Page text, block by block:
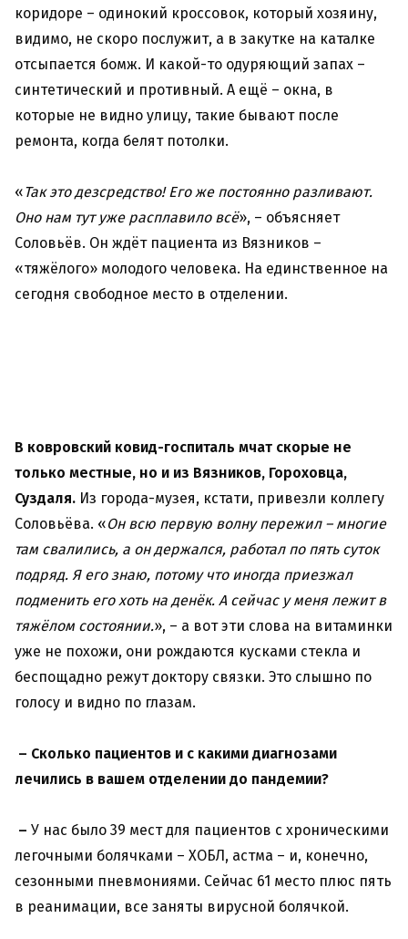
коридоре – одинокий кроссовок, который хозяину,
видимо, не скоро послужит, а в закутке на каталке
отсыпается бомж. И какой-то одуряющий запах –
синтетический и противный. А ещё – окна, в
которые не видно улицу, такие бывают после
ремонта, когда белят потолки.
«Так это дезсредство! Его же постоянно разливают.
Оно нам тут уже расплавило всё», – объясняет
Соловьёв. Он ждёт пациента из Вязников –
«тяжёлого» молодого человека. На единственное на
сегодня свободное место в отделении.
В ковровский ковид-госпиталь мчат скорые не
только местные, но и из Вязников, Гороховца,
Суздаля. Из города-музея, кстати, привезли коллегу
Соловьёва. «Он всю первую волну пережил – многие
там свалились, а он держался, работал по пять суток
подряд. Я его знаю, потому что иногда приезжал
подменить его хоть на денёк. А сейчас у меня лежит в
тяжёлом состоянии.», – а вот эти слова на витаминки
уже не похожи, они рождаются кусками стекла и
беспощадно режут доктору связки. Это слышно по
голосу и видно по глазам.
– Сколько пациентов и с какими диагнозами
лечились в вашем отделении до пандемии?
– У нас было 39 мест для пациентов с хроническими
легочными болячками – ХОБЛ, астма – и, конечно,
сезонными пневмониями. Сейчас 61 место плюс пять
в реанимации, все заняты вирусной болячкой.